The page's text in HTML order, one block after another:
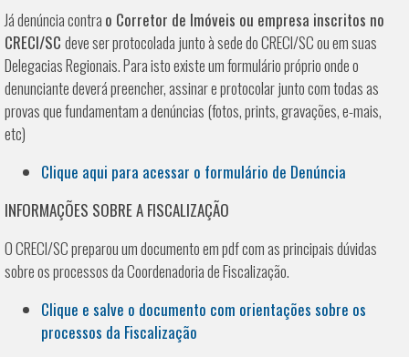
Já denúncia contra o Corretor de Imóveis ou empresa inscritos no
CRECI/SC deve ser protocolada junto à sede do CRECI/SC ou em suas
Delegacias Regionais. Para isto existe um formulário próprio onde o
denunciante deverá preencher, assinar e protocolar junto com todas as
provas que fundamentam a denúncias (fotos, prints, gravações, e-mais,
etc)
Clique aqui para acessar o formulário de Denúncia
INFORMAÇÕES SOBRE A FISCALIZAÇÃO
O CRECI/SC preparou um documento em pdf com as principais dúvidas
sobre os processos da Coordenadoria de Fiscalização.
Clique e salve o documento com orientações sobre os
processos da Fiscalização